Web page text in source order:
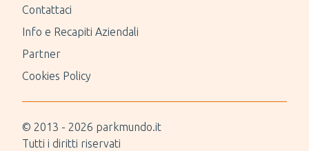
Contattaci
Info e Recapiti Aziendali
Partner
Cookies Policy
© 2013 - 2026 parkmundo.it
Tutti i diritti riservati